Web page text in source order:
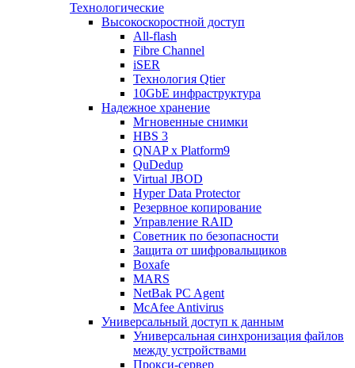
Технологические
Высокоскоростной доступ
All-flash
Fibre Channel
iSER
Технология Qtier
10GbE инфраструктура
Надежное хранение
Мгновенные снимки
HBS 3
QNAP x Platform9
QuDedup
Virtual JBOD
Hyper Data Protector
Резервное копирование
Управление RAID
Советник по безопасности
Защита от шифровальщиков
Boxafe
MARS
NetBak PC Agent
McAfee Antivirus
Универсальный доступ к данным
Универсальная синхронизация файлов
между устройствами
Прокси-сервер